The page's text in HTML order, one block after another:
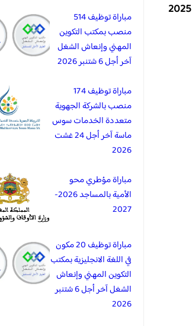
مباراة توظيف 514
منصب بمكتب التكوين
المهني وإنعاش الشغل
آخر أجل 6 شتنبر 2026
مباراة توظيف 174
منصب بالشركة الجهوية
متعددة الخدمات سوس
ماسة آخر أجل 24 غشت
2026
مباراة مؤطري محو
الأمية بالمساجد 2026-
2027
مباراة توظيف 20 مكون
في اللغة الانجليزية بمكتب
التكوين المهني وإنعاش
الشغل آخر أجل 6 شتنبر
2026